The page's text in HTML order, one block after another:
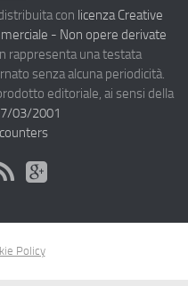
con licenza Creative
- Non opere derivate
rappresenta una testata
senza alcuna periodicità.
editoriale, ai sensi della
03/2001
Policy